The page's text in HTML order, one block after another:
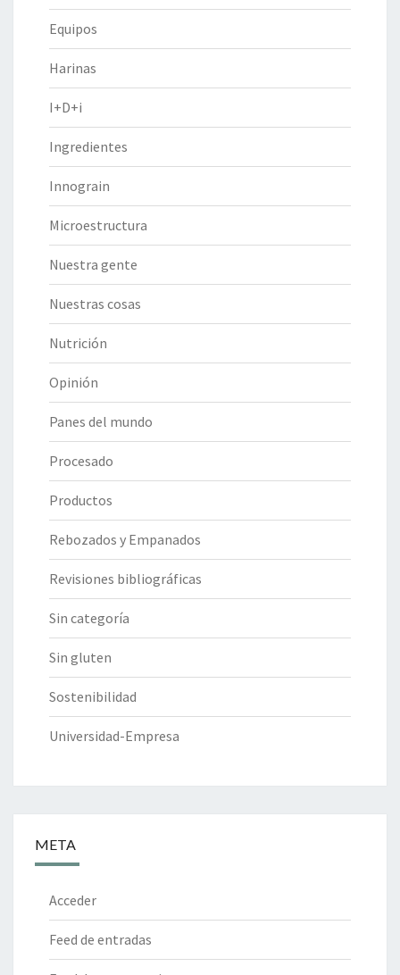
Equipos
Harinas
I+D+i
Ingredientes
Innograin
Microestructura
Nuestra gente
Nuestras cosas
Nutrición
Opinión
Panes del mundo
Procesado
Productos
Rebozados y Empanados
Revisiones bibliográficas
Sin categoría
Sin gluten
Sostenibilidad
Universidad-Empresa
META
Acceder
Feed de entradas